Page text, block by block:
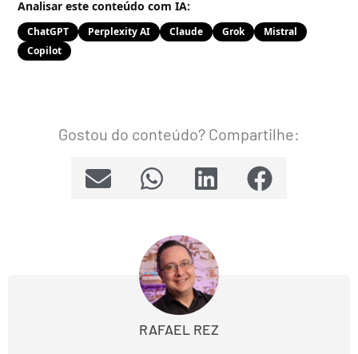
Analisar este conteúdo com IA:
ChatGPT Perplexity AI Claude Grok
Mistral
Copilot
Gostou do conteúdo? Compartilhe:
RAFAEL REZ